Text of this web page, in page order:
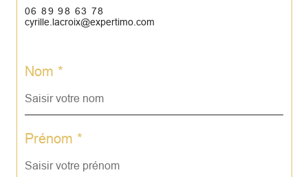
06 89 98 63 78
cyrille.lacroix@expertimo.com
Nom *
Prénom *